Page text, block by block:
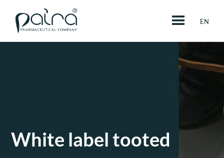
Toidulisandite tootmine ja müük
EN
content
White labeltooted